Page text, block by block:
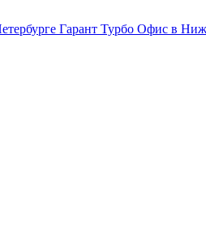
Гарант Турбо Офис в